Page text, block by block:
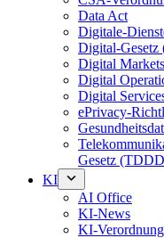
Data Act
Digitale-
Digital-
Digital
Digital
Digital
ePrivacy-
Gesetz
KI
AI Office
KI-News
KI-Verordnung